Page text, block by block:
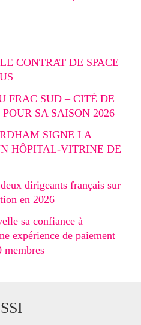
CONTRAT DE SPACE
FRAC SUD – CITÉ DE
SA SAISON 2026
SIGNE LA
HÔPITAL-VITRINE DE
dirigeants français sur
en 2026
sa confiance à
expérience de paiement
membres